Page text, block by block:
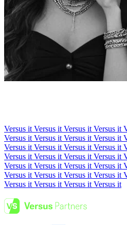
Versus it Versus it Versus it Versus it
Versus it Versus it Versus it Versus it
Versus it Versus it Versus it Versus it
Versus it Versus it Versus it Versus it
Versus it Versus it Versus it Versus it
Versus it Versus it Versus it Versus it
Versus it Versus it Versus it Versus it